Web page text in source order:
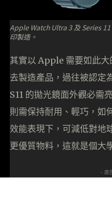
Apple Watch Ultra 3 及 Series
印製造。
其實以 Apple 需要如此
去製造產品，過往被認定
S11 的拋光鏡面外觀必
則需保持耐用、輕巧，如
效能表現下，可減低對地
更優質物料，這就是個大
- 廣